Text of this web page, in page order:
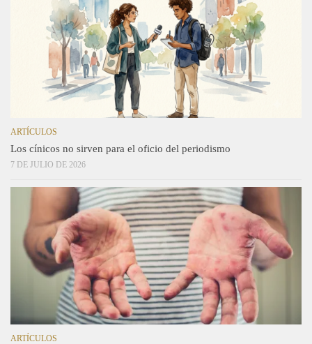
ARTÍCULOS
Los cínicos no sirven para el oficio del periodismo
7 DE JULIO DE 2026
ARTÍCULOS